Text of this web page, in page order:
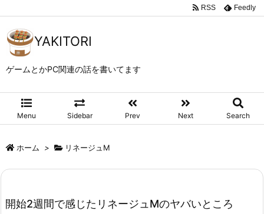
YAKITORI
ゲームとかPC関連の話を書いてます
Menu Sidebar Prev Next Search
RSS Feedly
ホーム > リネージュM
開始2週間で感じたリネージュMのヤバいところ